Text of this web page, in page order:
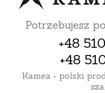
Potrzebujesz
+48
+48
Kamea - polski